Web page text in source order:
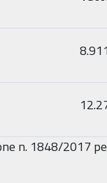
n. 1848/2017